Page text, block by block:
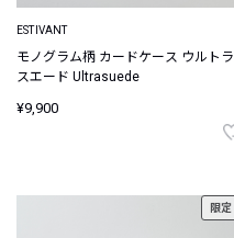
ESTIVANT
モノグラム柄 カードケース ウルトラ
スエード Ultrasuede
¥9,900
限定